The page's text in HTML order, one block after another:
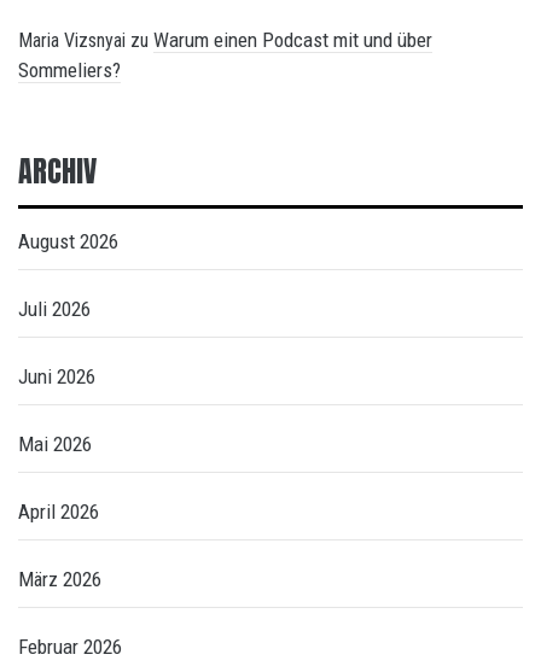
Maria Vizsnyai zu Warum einen Podcast mit und über
Sommeliers?
ARCHIV
August 2026
Juli 2026
Juni 2026
Mai 2026
April 2026
März 2026
Februar 2026